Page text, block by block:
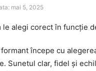
mai 5, 2025
începe cu
Sunetul clar, fidel și